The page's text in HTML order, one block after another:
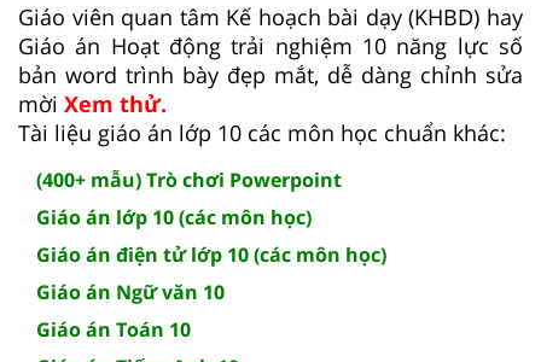
Giáo viên quan tâm Kế hoạch bài dạy (KHBD) hay
Giáo án Hoạt động trải nghiệm 10 năng lực số
bản word trình bày đẹp mắt, dễ dàng chỉnh sửa
mời Xem thử.
Tài liệu giáo án lớp 10 các môn học chuẩn khác:
(400+ mẫu) Trò chơi Powerpoint
Giáo án lớp 10 (các môn học)
Giáo án điện tử lớp 10 (các môn học)
Giáo án Ngữ văn 10
Giáo án Toán 10